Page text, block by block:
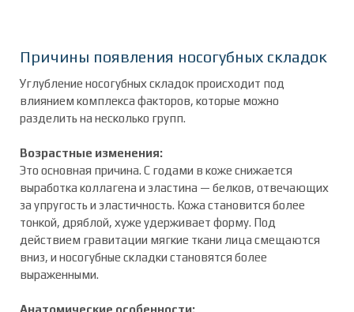
Причины появления носогубных складок
Углубление носогубных складок происходит под
влиянием комплекса факторов, которые можно
разделить на несколько групп.
Возрастные изменения:
Это основная причина. С годами в коже снижается
выработка коллагена и эластина — белков, отвечающих
за упругость и эластичность. Кожа становится более
тонкой, дряблой, хуже удерживает форму. Под
действием гравитации мягкие ткани лица смещаются
вниз, и носогубные складки становятся более
выраженными.